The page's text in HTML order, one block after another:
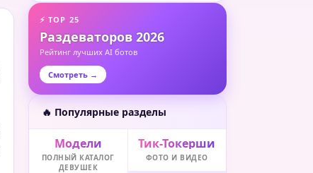
⚡ TOP 25
Раздеваторов 2026
Рейтинг лучших AI ботов
Смотреть →
🔥 Популярные разделы
Модели
ПОЛНЫЙ КАТАЛОГ
ДЕВУШЕК
Тик-Токерши
ФОТО И ВИДЕО